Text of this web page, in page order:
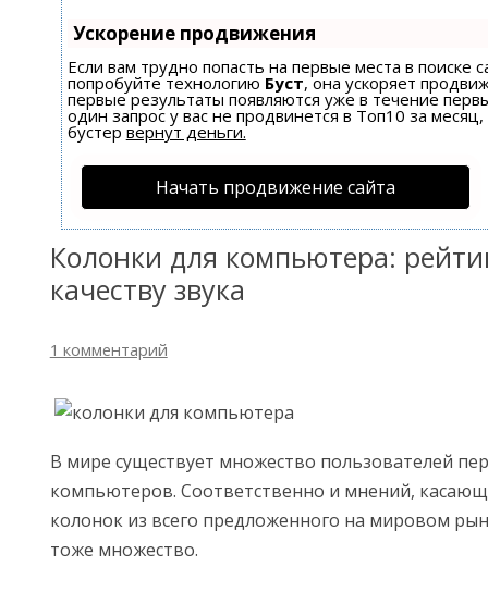
Ускорение продвижения
Если вам трудно попасть на первые места в поиске
попробуйте технологию Буст, она ускоряет
первые результаты появляются уже в течение
один запрос у вас не продвинется в Топ10 за
бустер вернут деньги.
Начать продвижение сайта
Колонки для компьютера:
качеству звука
1 комментарий
В мире существует множество пользователей
компьютеров. Соответственно и мнений,
колонок из всего предложенного на мировом
тоже множество.